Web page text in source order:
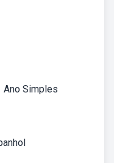
Ano Simples